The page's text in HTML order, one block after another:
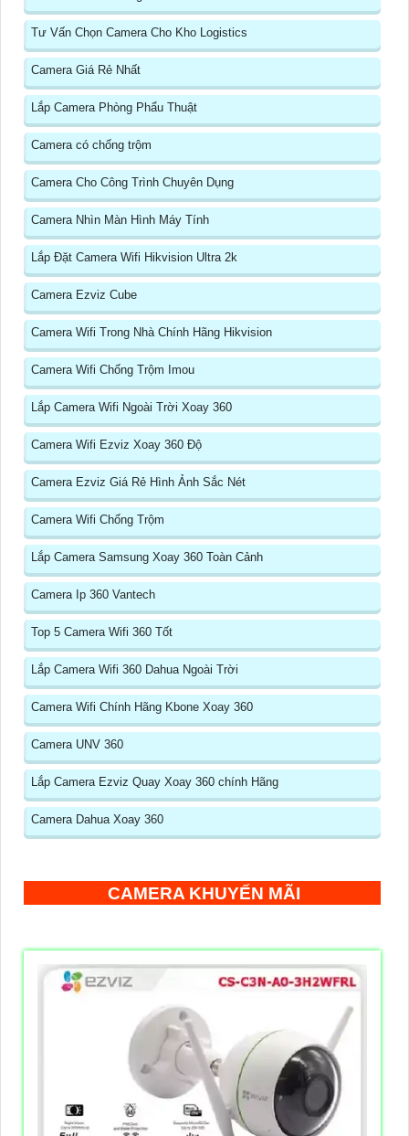
Tư Vấn Chọn Camera Cho Kho Logistics
Camera Giá Rẻ Nhất
Lắp Camera Phòng Phẩu Thuật
Camera có chống trộm
Camera Cho Công Trình Chuyên Dụng
Camera Nhìn Màn Hình Máy Tính
Lắp Đặt Camera Wifi Hikvision Ultra 2k
Camera Ezviz Cube
Camera Wifi Trong Nhà Chính Hãng Hikvision
Camera Wifi Chống Trộm Imou
Lắp Camera Wifi Ngoài Trời Xoay 360
Camera Wifi Ezviz Xoay 360 Độ
Camera Ezviz Giá Rẻ Hình Ảnh Sắc Nét
Camera Wifi Chống Trộm
Lắp Camera Samsung Xoay 360 Toàn Cảnh
Camera Ip 360 Vantech
Top 5 Camera Wifi 360 Tốt
Lắp Camera Wifi 360 Dahua Ngoài Trời
Camera Wifi Chính Hãng Kbone Xoay 360
Camera UNV 360
Lắp Camera Ezviz Quay Xoay 360 chính Hãng
Camera Dahua Xoay 360
CAMERA KHUYẾN MÃI